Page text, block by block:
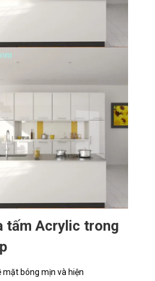
tấm Acrylic trong
mặt bóng mịn và hiện